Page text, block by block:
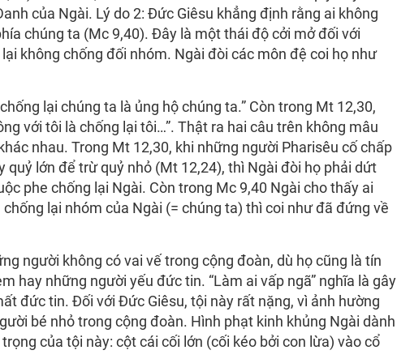
của Ngài. Lý do 2: Đức Giêsu khẳng định rằng ai không
chúng ta (Mc 9,40). Đây là một thái độ cởi mở đối với
không chống đối nhóm. Ngài đòi các môn đệ coi họ như
lại chúng ta là ủng hộ chúng ta.” Còn trong Mt 12,30,
với tôi là chống lại tôi…”. Thật ra hai câu trên không mâu
nhau. Trong Mt 12,30, khi những người Pharisêu cố chấp
quỷ lớn để trừ quỷ nhỏ (Mt 12,24), thì Ngài đòi họ phải dứt
phe chống lại Ngài. Còn trong Mc 9,40 Ngài cho thấy ai
lại nhóm của Ngài (= chúng ta) thì coi như đã đứng về
người không có vai vế trong cộng đoàn, dù họ cũng là tín
hay những người yếu đức tin. “Làm ai vấp ngã” nghĩa là gây
đức tin. Đối với Đức Giêsu, tội này rất nặng, vì ảnh hường
bé nhỏ trong cộng đoàn. Hình phạt kinh khủng Ngài dành
của tội này: cột cái cối lớn (cối kéo bởi con lừa) vào cổ